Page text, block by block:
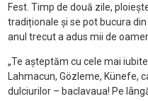
Fest. Timp de două zile,
tradiționale și se pot bucura
anul trecut a adus mii de
„Te așteptăm cu cele mai
Lahmacun, Gözleme, Künefe,
dulciurilor – baclavaua! Pe